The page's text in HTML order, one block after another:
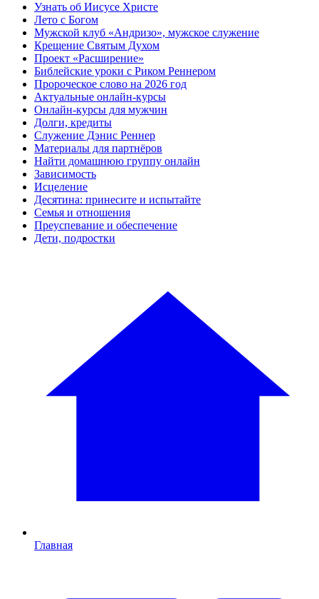
Узнать об Иисусе Христе
Лето с Богом
Мужской клуб «Андризо», мужское служение
Крещение Святым Духом
Проект «Расширение»
Библейские уроки с Риком Реннером
Пророческое слово на 2026 год
Актуальные онлайн-курсы
Онлайн-курсы для мужчин
Долги, кредиты
Служение Дэнис Реннер
Материалы для партнёров
Найти домашнюю группу онлайн
Зависимость
Исцеление
Десятина: принесите и испытайте
Семья и отношения
Преуспевание и обеспечение
Дети, подростки
Главная